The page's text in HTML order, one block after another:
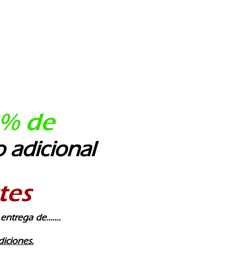
de
adicional
de.......